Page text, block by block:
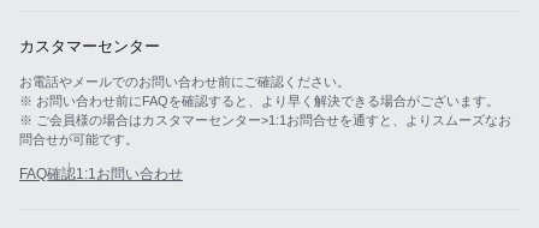
カスタマーセンター
お電話やメールでのお問い合わせ前にご確認ください。
※ お問い合わせ前にFAQを確認すると、より早く解決できる場合がございます。
※ ご会員様の場合はカスタマーセンター>1:1お問合せを通すと、よりスムーズなお
問合せが可能です。
FAQ確認1:1お問い合わせ